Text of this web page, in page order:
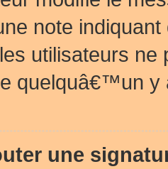
note
utilisateurs
quelquâ€™un y
une